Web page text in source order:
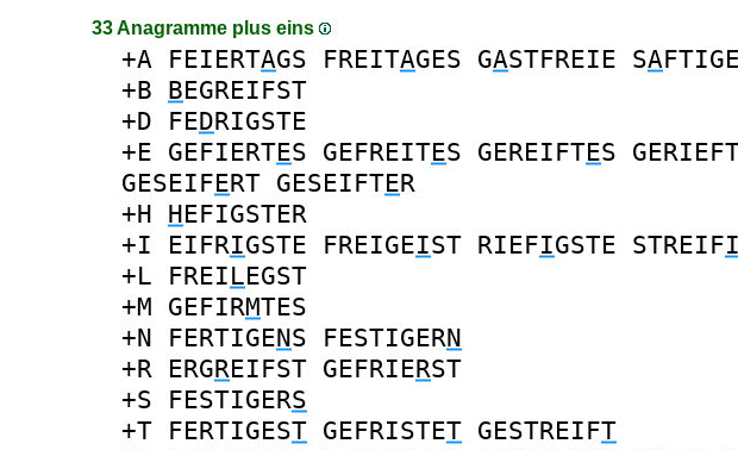
33 Anagramme plus eins
+A FEIERTAGS FREITAGES GASTFREIE SA
+B BEGREIFST
+D FEDRIGSTE
+E GEFIERTES GEFREITES GEREIFTES
GESEIFERT GESEIFTER
+H HEFIGSTER
+I EIFRIGSTE FREIGEIST RIEFIGSTE STREIFI
+L FREILEGST
+M GEFIRMTES
+N FERTIGENS FESTIGERN
+R ERGREIFST GEFRIERST
+S FESTIGERS
+T FERTIGEST GEFRISTET GESTREIFT